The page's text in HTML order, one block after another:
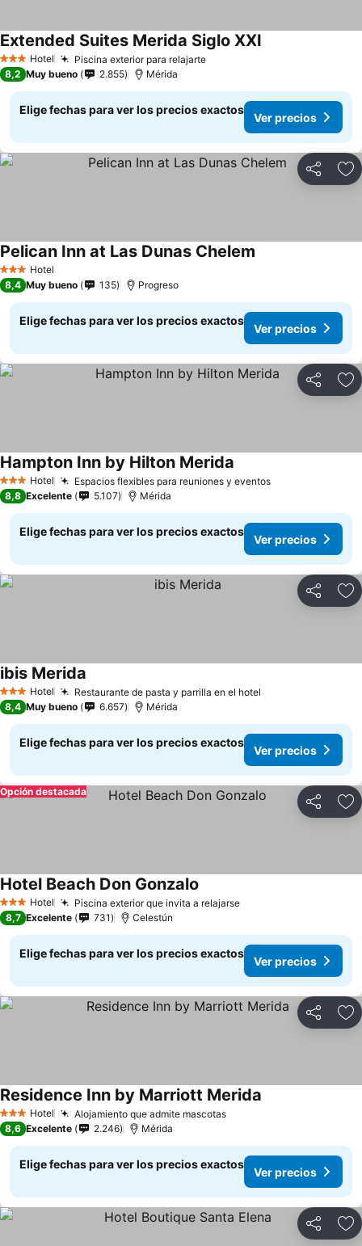
3 Estrellas
Hotel Piscina exterior para relajarte
Extended Suites Merida Siglo XXI
8,2 Muy bueno 2.855 Mérida
Elige fechas para ver los precios exactos
Ver precios
Compartir
3 Estrellas
Hotel
Pelican Inn at Las Dunas Chelem
8,4 Muy bueno 135 Progreso
Elige fechas para ver los precios exactos
Ver precios
Compartir
3 Estrellas
Hotel Espacios flexibles para reuniones y eventos
Hampton Inn by Hilton Merida
8,8 Excelente 5.107 Mérida
Elige fechas para ver los precios exactos
Ver precios
Compartir
3 Estrellas
Hotel Restaurante de pasta y parrilla en el hotel
ibis Merida
8,4 Muy bueno 6.657 Mérida
Elige fechas para ver los precios exactos
Ver precios
Compartir
Opción destacada
3 Estrellas
Hotel Piscina exterior que invita a relajarse
Hotel Beach Don Gonzalo
8,7 Excelente 731 Celestún
Elige fechas para ver los precios exactos
Ver precios
Compartir
3 Estrellas
Hotel Alojamiento que admite mascotas
Residence Inn by Marriott Merida
8,6 Excelente 2.246 Mérida
Elige fechas para ver los precios exactos
Ver precios
Compartir